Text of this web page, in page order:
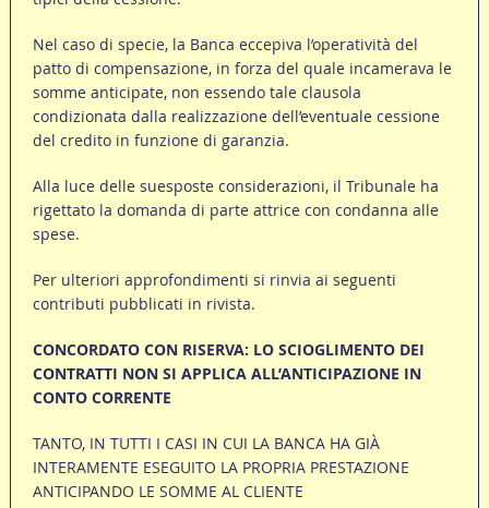
Nel caso di specie, la Banca eccepiva l’operatività del
patto di compensazione, in forza del quale incamerava le
somme anticipate, non essendo tale clausola
condizionata dalla realizzazione dell’eventuale cessione
del credito in funzione di garanzia.
Alla luce delle suesposte considerazioni, il Tribunale ha
rigettato la domanda di parte attrice con condanna alle
spese.
Per ulteriori approfondimenti si rinvia ai seguenti
contributi pubblicati in rivista.
CONCORDATO CON RISERVA: LO SCIOGLIMENTO DEI
CONTRATTI NON SI APPLICA ALL’ANTICIPAZIONE IN
CONTO CORRENTE
TANTO, IN TUTTI I CASI IN CUI LA BANCA HA GIÀ
INTERAMENTE ESEGUITO LA PROPRIA PRESTAZIONE
ANTICIPANDO LE SOMME AL CLIENTE